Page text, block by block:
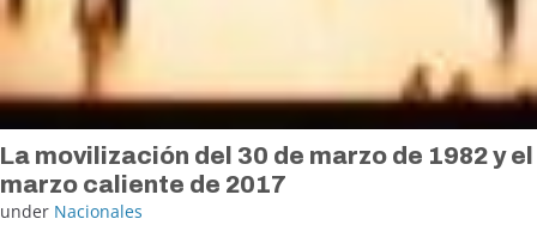
La movilización del 30 de marzo de 1982 y el
marzo caliente de 2017
under Nacionales